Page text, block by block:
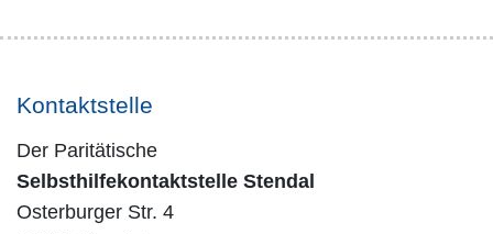
Kontaktstelle
Der Paritätische
Selbsthilfekontaktstelle Stendal
Osterburger Str. 4